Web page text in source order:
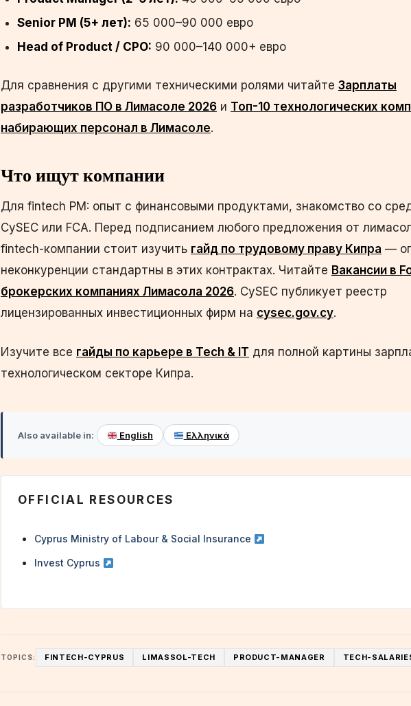
Senior PM (5+ лет): 65 000–90 000 евро
Head of Product / CPO: 90 000–140 000+ евро
Для сравнения с другими техническими ролями читайте Зарплаты
разработчиков ПО в Лимасоле 2026 и Топ-10 технологических
набирающих персонал в Лимасоле.
Что ищут компании
Для fintech PM: опыт с финансовыми продуктами, знакомство со
CySEC или FCA. Перед подписанием любого предложения от
fintech-компании стоит изучить гайд по трудовому праву Кипра —
неконкуренции стандартны в этих контрактах. Читайте Вакансии в
брокерских компаниях Лимасола 2026. CySEC публикует реестр
лицензированных инвестиционных фирм на cysec.gov.cy.
Изучите все гайды по карьере в Tech & IT для полной картины
технологическом секторе Кипра.
Also available in: English Ελληνικά
OFFICIAL RESOURCES
Cyprus Ministry of Labour & Social Insurance
Invest Cyprus
TOPICS: FINTECH-CYPRUS LIMASSOL-TECH PRODUCT-MANAGER TECH-